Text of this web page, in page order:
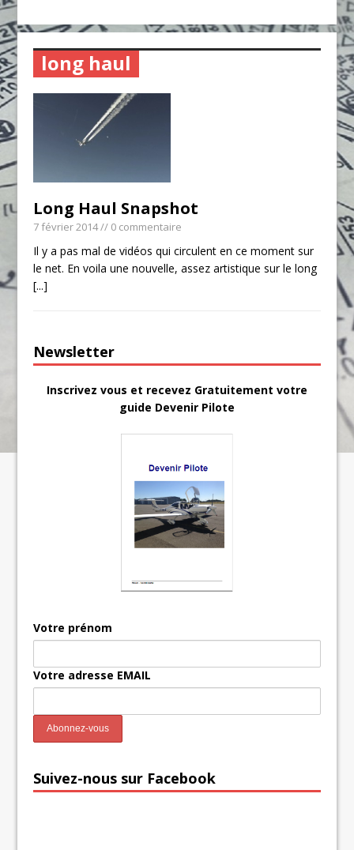
long haul
Long Haul Snapshot
7 février 2014// 0 commentaire
Il y a pas mal de vidéos qui circulent en ce moment sur
le net. En voila une nouvelle, assez artistique sur le long
[...]
Newsletter
Inscrivez vous et recevez Gratuitement votre
guide Devenir Pilote
Votre prénom
Votre adresse EMAIL
Suivez-nous sur Facebook